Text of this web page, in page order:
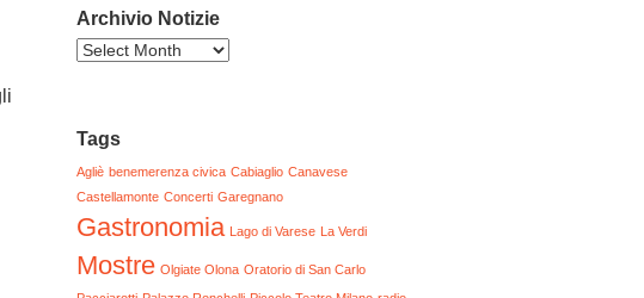
Archivio Notizie
Archivio
Tags
Agliè benemerenza civica Cabiaglio Canavese
Castellamonte Concerti Garegnano
Gastronomia Lago di Varese La Verdi
Mostre Olgiate Olona Oratorio di San Carlo